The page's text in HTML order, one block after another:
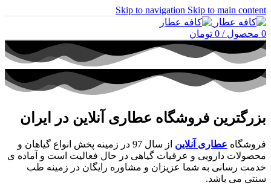
Skip to navigation Skip to main content
0 محصول /
0 تومان
بزرگترین فروشگاه عطاری آنلاین در ایران
فروشگاه عطاری آنلاین
از سال 97 در زمینه پخش انواع گیاهان و
محصولات دارویی و عرقیات گیاهی در حال فعالیت است و آماده ی
خدمت رسانی به شما عزیزان و مشاوره رایگان در زمینه طب
سنتی می باشد.